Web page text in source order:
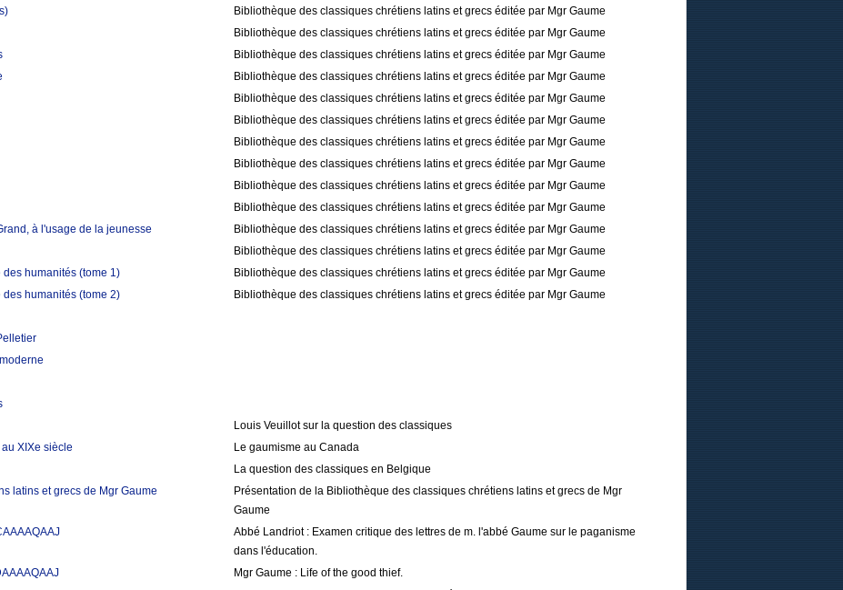
Bibliothèque des classiques chrétiens latins et grecs éditée par Mgr Gaume
Bibliothèque des classiques chrétiens latins et grecs éditée par Mgr Gaume
Bibliothèque des classiques chrétiens latins et grecs éditée par Mgr Gaume
Bibliothèque des classiques chrétiens latins et grecs éditée par Mgr Gaume
Bibliothèque des classiques chrétiens latins et grecs éditée par Mgr Gaume
Bibliothèque des classiques chrétiens latins et grecs éditée par Mgr Gaume
Bibliothèque des classiques chrétiens latins et grecs éditée par Mgr Gaume
Bibliothèque des classiques chrétiens latins et grecs éditée par Mgr Gaume
Bibliothèque des classiques chrétiens latins et grecs éditée par Mgr Gaume
Bibliothèque des classiques chrétiens latins et grecs éditée par Mgr Gaume
à l'usage de la jeunesse
Bibliothèque des classiques chrétiens latins et grecs éditée par Mgr Gaume
Bibliothèque des classiques chrétiens latins et grecs éditée par Mgr Gaume
humanités (tome 1)
Bibliothèque des classiques chrétiens latins et grecs éditée par Mgr Gaume
humanités (tome 2)
Bibliothèque des classiques chrétiens latins et grecs éditée par Mgr Gaume
Louis Veuillot sur la question des classiques
XIXe siècle
Le gaumisme au Canada
La question des classiques en Belgique
latins et grecs de Mgr Gaume
Présentation de la Bibliothèque des classiques chrétiens latins et grecs de Mgr
Gaume
Abbé Landriot : Examen critique des lettres de m. l'abbé Gaume sur le paganisme
dans l'éducation.
Mgr Gaume : Life of the good thief.